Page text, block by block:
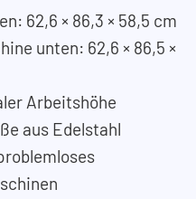
62,6 × 86,3 × 58,5 cm
unten: 62,6 × 86,5 ×
Arbeitshöhe
aus Edelstahl